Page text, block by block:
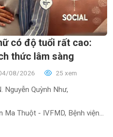
có độ tuổi rất cao:
thức lâm sàng
08/2026 25 xem
Nguyễn Quỳnh Như,
Bệnh viện